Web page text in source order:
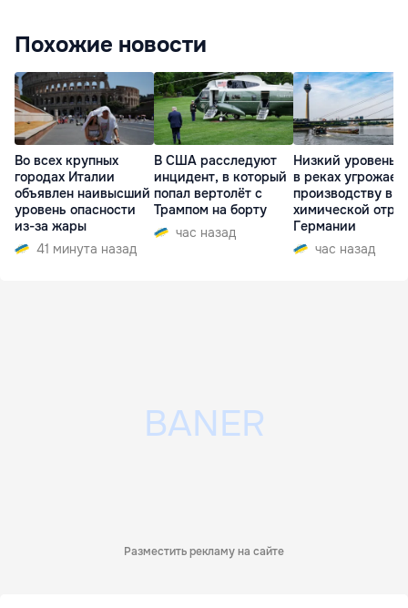
Похожие новости
Во всех крупных
городах Италии
объявлен наивысший
уровень опасности
из-за жары
41 минута назад
В США расследуют
инцидент, в который
попал вертолёт с
Трампом на борту
час назад
Низкий уровень
в реках угрожает
производству в
химической
Германии
час назад
Разместить рекламу на сайте